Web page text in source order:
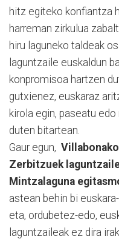
hitz egiteko konfiantza
harreman zirkulua
hiru laguneko taldeak
laguntzaile euskaldun
konpromisoa hartzen
gutxienez, euskaraz
kirola egin, paseatu
duten bitartean.
Gaur egun,
Zerbitzuek
Mintzalaguna
astean behin bi
eta, ordubetez-edo,
laguntzaileak ez dira